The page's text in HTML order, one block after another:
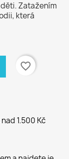
Zatažením
která
favorite_border
1.500 Kč